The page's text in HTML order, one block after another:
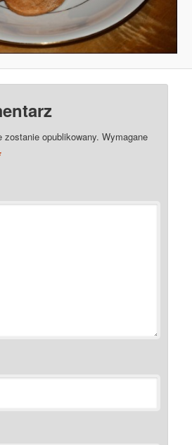
zostanie opublikowany. Wymagane